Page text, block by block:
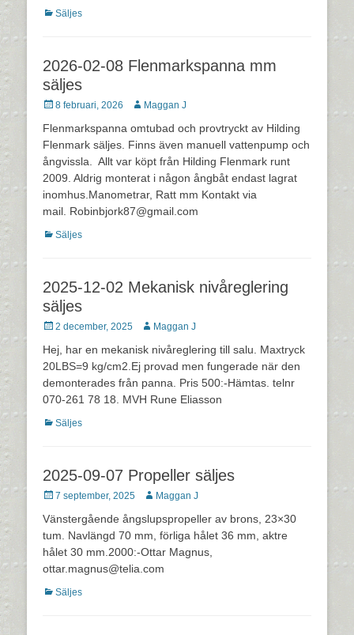
Kategorier
Säljes
2026-02-08 Flenmarkspanna mm
säljes
Postades
8 februari, 2026 Författare
Maggan J
Flenmarkspanna omtubad och provtryckt av Hilding
Flenmark säljes. Finns även manuell vattenpump och
ångvissla. Allt var köpt från Hilding Flenmark runt
2009. Aldrig monterat i någon ångbåt endast lagrat
inomhus.Manometrar, Ratt mm Kontakt via
mail. Robinbjork87@gmail.com
Kategorier
Säljes
2025-12-02 Mekanisk nivåreglering
säljes
Postades
2 december, 2025 Författare
Maggan J
Hej, har en mekanisk nivåreglering till salu. Maxtryck
20LBS=9 kg/cm2.Ej provad men fungerade när den
demonterades från panna. Pris 500:-Hämtas. telnr
070-261 78 18. MVH Rune Eliasson
Kategorier
Säljes
2025-09-07 Propeller säljes
Postades
7 september, 2025 Författare
Maggan J
Vänstergående ångslupspropeller av brons, 23×30
tum. Navlängd 70 mm, förliga hålet 36 mm, aktre
hålet 30 mm.2000:-Ottar Magnus,
ottar.magnus@telia.com
Kategorier
Säljes